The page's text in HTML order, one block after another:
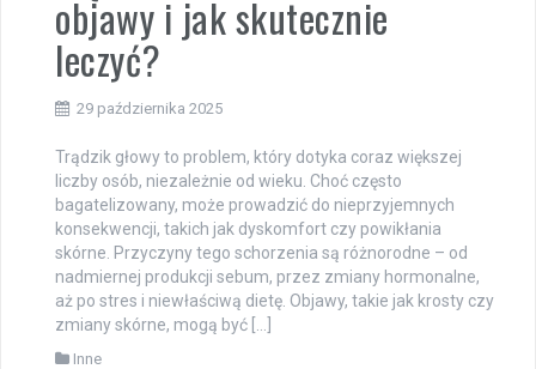
objawy i jak skutecznie
leczyć?
29 października 2025
Trądzik głowy to problem, który dotyka coraz większej
liczby osób, niezależnie od wieku. Choć często
bagatelizowany, może prowadzić do nieprzyjemnych
konsekwencji, takich jak dyskomfort czy powikłania
skórne. Przyczyny tego schorzenia są różnorodne – od
nadmiernej produkcji sebum, przez zmiany hormonalne,
aż po stres i niewłaściwą dietę. Objawy, takie jak krosty czy
zmiany skórne, mogą być […]
Inne